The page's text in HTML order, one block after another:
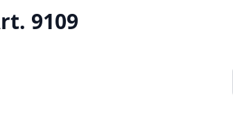
9109